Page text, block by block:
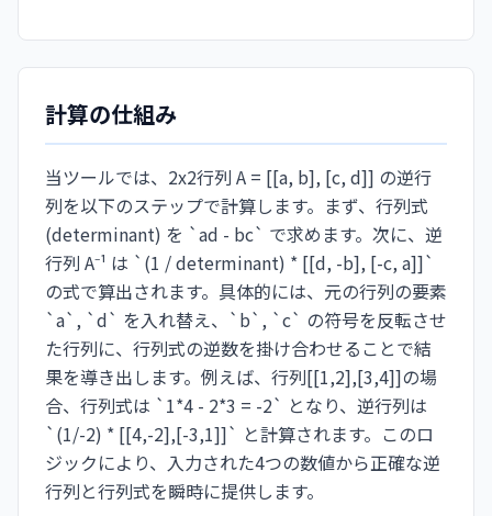
計算の仕組み
当ツールでは、2x2行列 A = [[a, b], [c, d]] の逆行
列を以下のステップで計算します。まず、行列式
(determinant) を `ad - bc` で求めます。次に、逆
行列 A⁻¹ は `(1 / determinant) * [[d, -b], [-c, a]]`
の式で算出されます。具体的には、元の行列の要素
`a`, `d` を入れ替え、`b`, `c` の符号を反転させ
た行列に、行列式の逆数を掛け合わせることで結
果を導き出します。例えば、行列[[1,2],[3,4]]の場
合、行列式は `1*4 - 2*3 = -2` となり、逆行列は
`(1/-2) * [[4,-2],[-3,1]]` と計算されます。このロ
ジックにより、入力された4つの数値から正確な逆
行列と行列式を瞬時に提供します。